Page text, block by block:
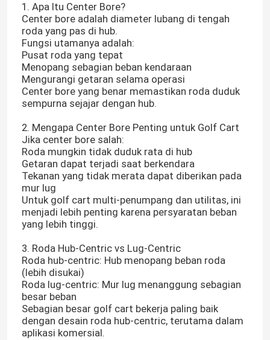
1. Apa Itu Center Bore?
Center bore adalah diameter lubang di tengah
roda yang pas di hub.
Fungsi utamanya adalah:
Pusat roda yang tepat
Menopang sebagian beban kendaraan
Mengurangi getaran selama operasi
Center bore yang benar memastikan roda duduk
sempurna sejajar dengan hub.
2. Mengapa Center Bore Penting untuk Golf Cart
Jika center bore salah:
Roda mungkin tidak duduk rata di hub
Getaran dapat terjadi saat berkendara
Tekanan yang tidak merata dapat diberikan pada
mur lug
Untuk golf cart multi-penumpang dan utilitas, ini
menjadi lebih penting karena persyaratan beban
yang lebih tinggi.
3. Roda Hub-Centric vs Lug-Centric
Roda hub-centric: Hub menopang beban roda
(lebih disukai)
Roda lug-centric: Mur lug menanggung sebagian
besar beban
Sebagian besar golf cart bekerja paling baik
dengan desain roda hub-centric, terutama dalam
aplikasi komersial.